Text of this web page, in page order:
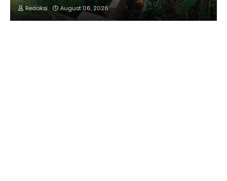
Redaksi August 06, 2026